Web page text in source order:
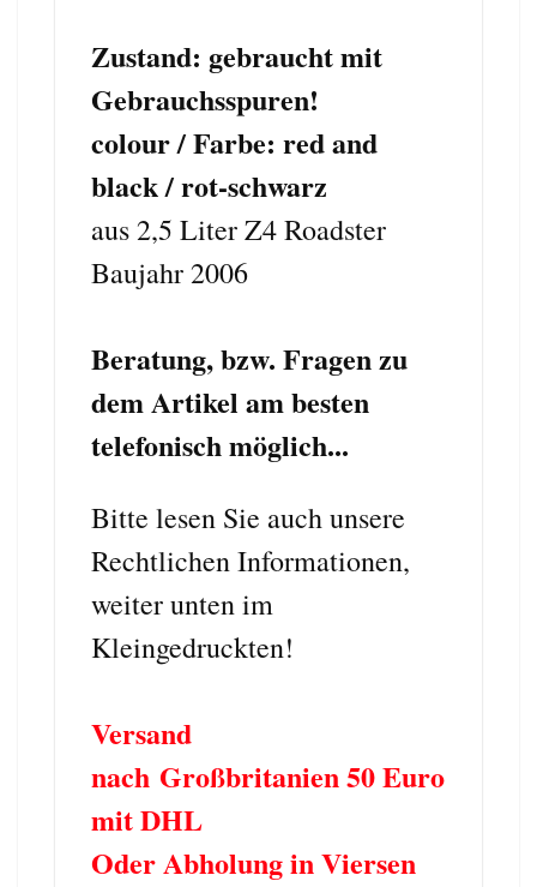
Zustand: gebraucht mit
Gebrauchsspuren!
colour / Farbe: red and
black / rot-schwarz
aus 2,5 Liter Z4 Roadster
Baujahr 2006
Beratung, bzw. Fragen zu
dem Artikel am besten
telefonisch möglich...
Bitte lesen Sie auch unsere
Rechtlichen Informationen,
weiter unten im
Kleingedruckten!
Versand
nach Großbritanien 50 Euro
mit DHL
Oder Abholung in Viersen